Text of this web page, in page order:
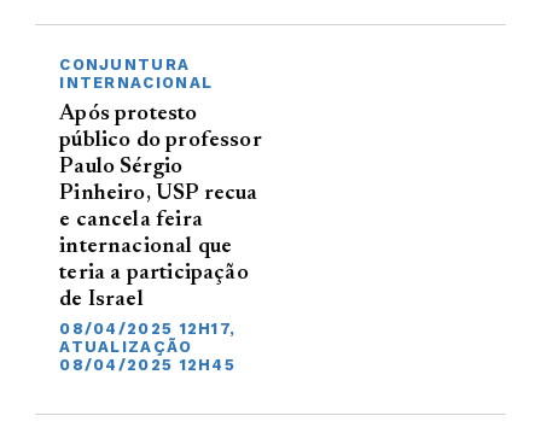
CONJUNTURA
INTERNACIONAL
Após protesto
público do professor
Paulo Sérgio
Pinheiro, USP recua
e cancela feira
internacional que
teria a participação
de Israel
08/04/2025 12H17,
ATUALIZAÇÃO
08/04/2025 12H45